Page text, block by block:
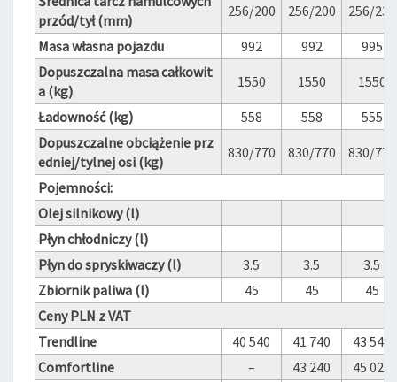
przód/tył (mm)
256/200 256/200
256/230
Masa własna pojazdu
992 992
995
Dopuszczalna masa całkowit
a (kg)
1550 1550
1550
Ładowność (kg)
558 558
555
Dopuszczalne obciążenie prz
edniej/tylnej osi (kg)
830/770 830/770
830/770
Pojemności:
Olej silnikowy (l)
Płyn chłodniczy (l)
Płyn do spryskiwaczy (l)
3.5 3.5
3.5
Zbiornik paliwa (l)
45 45
45
Ceny PLN z VAT
Trendline
40 540 41 740
43 540
Comfortline
– 43 240
45 020